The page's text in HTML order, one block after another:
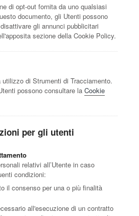
di opt-out fornita da uno qualsiasi
documento, gli Utenti possono
gli annunci pubblicitari
sezione della Cookie Policy.
di Strumenti di Tracciamento.
possono consultare laCookie
per gli utenti
relativi all’Utente in caso
condizioni:
il consenso per una o più finalità
all'esecuzione di un contratto